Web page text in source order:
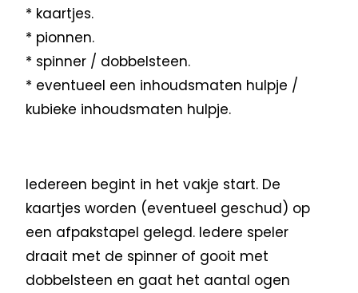
* kaartjes.
* pionnen.
* spinner / dobbelsteen.
* eventueel een inhoudsmaten hulpje /
kubieke inhoudsmaten hulpje.
Iedereen begint in het vakje start. De
kaartjes worden (eventueel geschud) op
een afpakstapel gelegd. Iedere speler
draait met de spinner of gooit met
dobbelsteen en gaat het aantal ogen